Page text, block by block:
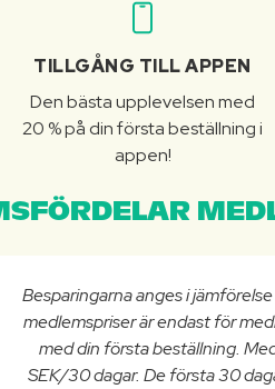
TILLGÅNG TILL APPEN
Den bästa upplevelsen med
20 % på din första beställning i
appen!
Besparingarna anges i
medlemspriser är endast för
med din första beställning.
SEK/30 dagar. De första 30